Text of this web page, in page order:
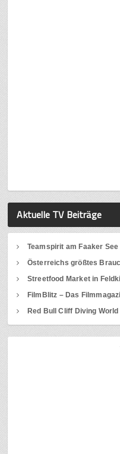
Aktuelle TV Beiträge
Teamspirit am Faaker See
Österreichs größtes
Streetfood Market in
FilmBlitz – Das
Red Bull Cliff Diving